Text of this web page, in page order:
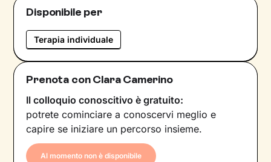
Disponibile per
Terapia individuale
Prenota con Clara Camerino
Il colloquio conoscitivo è gratuito:
potrete cominciare a conoscervi meglio e
capire se iniziare un percorso insieme.
Al momento non è disponibile